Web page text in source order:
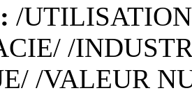
/
/
/VALEUR